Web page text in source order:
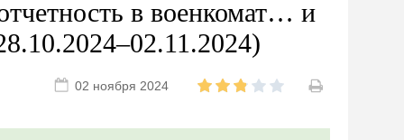
в военкомат… и
02 ноября 2024